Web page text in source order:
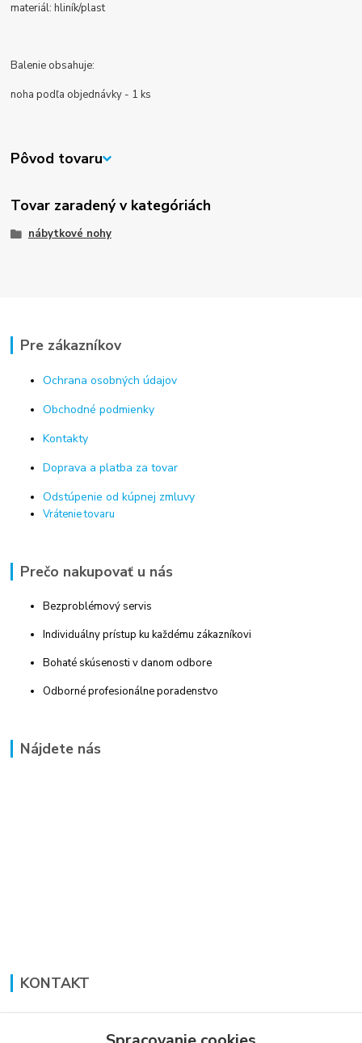
materiál: hliník/plast
Balenie obsahuje:
noha podľa objednávky - 1 ks
Pôvod tovaru
Tovar zaradený v kategóriách
nábytkové nohy
Pre zákazníkov
Ochrana osobných údajov
Obchodné podmienky
Kontakty
Doprava a platba za tovar
Odstúpenie od kúpnej zmluvy
Vrátenie tovaru
Prečo nakupovať u nás
Bezproblémový servis
Individuálny prístup ku každému zákazníkovi
Bohaté skúsenosti v danom odbore
Odborné profesionálne poradenstvo
Nájdete nás
KONTAKT
+421 948 711 774